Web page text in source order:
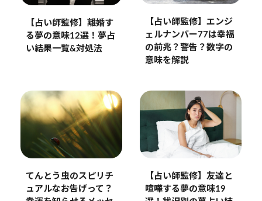
【占い師監修】離婚す
る夢の意味12選！夢占
い結果一覧&対処法
【占い師監修】エンジ
ェルナンバー77は幸福
の前兆？警告？数字の
意味を解説
てんとう虫のスピリチ
ュアルなお告げって？
【占い師監修】友達と
喧嘩する夢の意味19